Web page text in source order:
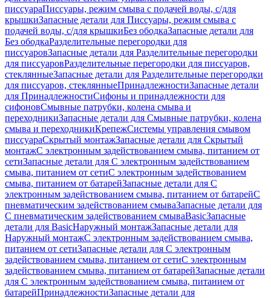
писсуараПиссуары, режим смыва с подачей воды, с/для
крышкиЗапасные детали для Писсуары, режим смыва с
подачей воды, с/для крышкиБез ободкаЗапасные детали для
Без ободкаРазделительные перегородки для
писсуаровЗапасные детали для Разделительные перегородки
для писсуаровРазделительные перегородки для писсуаров,
стеклянныеЗапасные детали для Разделительные перегородки
для писсуаров, стеклянныеПринадлежностиЗапасные детали
для ПринадлежностиСифоны и принадлежности для
сифоновСмывные патрубки, колена смыва и
переходникиЗапасные детали для Смывные патрубки, колена
смыва и переходникиКрепежСистемы управления смывом
писсуараСкрытый монтажЗапасные детали для Скрытый
монтажС электронным задействованием смыва, питанием от
сетиЗапасные детали для С электронным задействованием
смыва, питанием от сетиС электронным задействованием
смыва, питанием от батарейЗапасные детали для С
электронным задействованием смыва, питанием от батарейС
пневматическим задействованием смываЗапасные детали для
С пневматическим задействованием смываBasicЗапасные
детали для BasicНаружный монтажЗапасные детали для
Наружный монтажС электронным задействованием смыва,
питанием от сетиЗапасные детали для С электронным
задействованием смыва, питанием от сетиС электронным
задействованием смыва, питанием от батарейЗапасные детали
для С электронным задействованием смыва, питанием от
батарейПринадлежностиЗапасные детали для